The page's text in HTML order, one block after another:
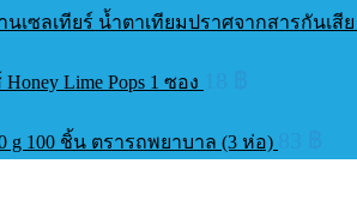
านเซลเทียร์ น้ำตาเทียมปราศจากสารกันเสี
Lime Pops 1 ซอง
g 100 ชิ้น ตรารถพยาบาล (3 ห่อ)